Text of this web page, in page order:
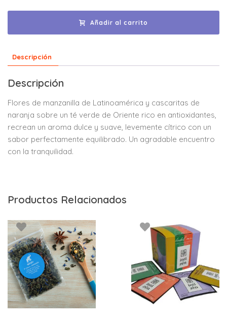
Añadir al carrito
Descripción
Descripción
Flores de manzanilla de Latinoamérica y cascaritas de
naranja sobre un té verde de Oriente rico en antioxidantes,
recrean un aroma dulce y suave, levemente cítrico con un
sabor perfectamente equilibrado. Un agradable encuentro
con la tranquilidad.
Productos Relacionados